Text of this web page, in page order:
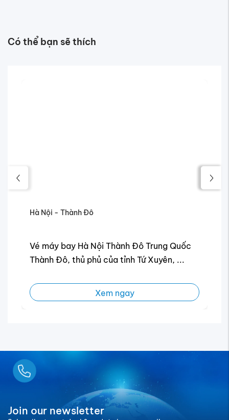
Có thể bạn sẽ thích
Hà Nội - Thành Đô
Vé máy bay Hà Nội Thành Đô Trung Quốc
Thành Đô, thủ phủ của tỉnh Tứ Xuyên, ...
Xem ngay
Join our newsletter